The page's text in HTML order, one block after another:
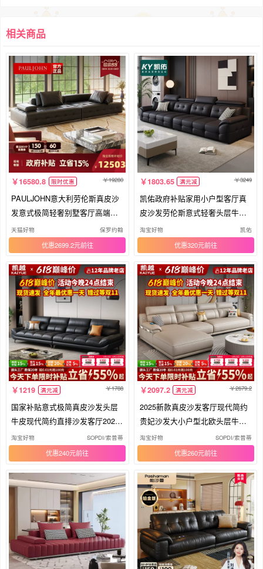
相关商品
16580.8 限时优惠 19280
PAULJOHN意大利劳伦斯真皮沙
发意式极简轻奢别墅客厅高端模
块沙发
天猫好物 保罗约翰
优惠2699.2元
1803.65 满元减 3249
凯佑政府补贴家用小户型客厅真
皮沙发劳伦斯意式轻奢头层牛皮
沙发
淘宝好物 凯佑
优惠320元
1219 满元减 1788
国家补贴意式极简真皮沙发头层
牛皮现代简约直排沙发客厅2026
新款
淘宝好物 SOPDI/索普蒂
优惠240元
2097.2 满元减 2679.2
2025新款真皮沙发客厅现代简约
贵妃沙发大小户型北欧头层牛皮
沙发
淘宝好物 SOPDI/索普蒂
优惠260元